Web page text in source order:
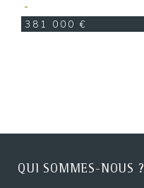
381 000 €
QUI SOMMES-NOUS ?